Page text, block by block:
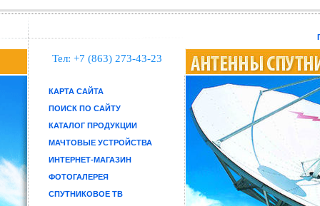
Тел: +7 (863) 273-43-23
КАРТА САЙТА
ПОИСК ПО САЙТУ
КАТАЛОГ ПРОДУКЦИИ
МАЧТОВЫЕ УСТРОЙСТВА
ИНТЕРНЕТ-МАГАЗИН
ФОТОГАЛЕРЕЯ
СПУТНИКОВОЕ ТВ